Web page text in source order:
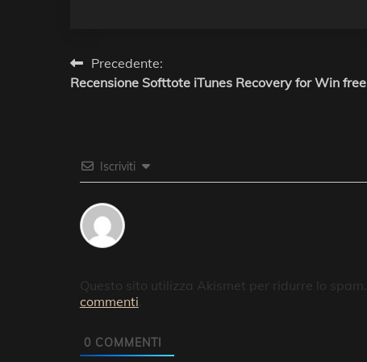
Navigazione
articoli
Precedente:
Recensione Softtote iTunes Recovery for Win free
Iscriviti
Questo sito utilizza Akismet per ridurre lo spam.
commenti
0 COMMENTI